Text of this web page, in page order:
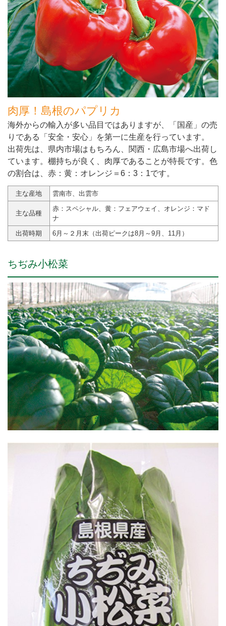
肉厚！島根のパプリカ
海外からの輸入が多い品目ではありますが、「国産」の売
りである「安全・安心」を第一に生産を行っています。
出荷先は、県内市場はもちろん、関西・広島市場へ出荷し
ています。棚持ちが良く、肉厚であることが特長です。色
の割合は、赤：黄：オレンジ＝6：3：1です。
主な産地 雲南市、出雲市
主な品種
赤：スペシャル、黄：フェアウェイ、オレンジ：マド
ナ
出荷時期
6月～２月末（出荷ピークは8月～9月、11月）
ちぢみ小松菜